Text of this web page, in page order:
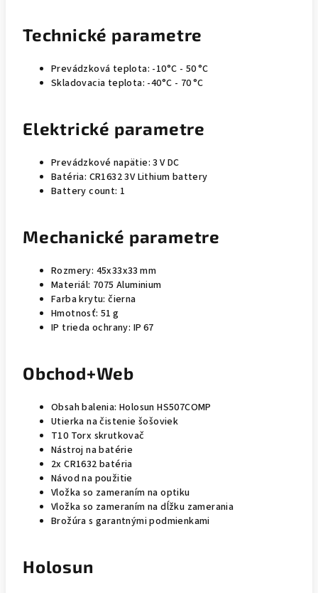
Technické parametre
Prevádzková teplota: -10°C - 50 °C
Skladovacia teplota: -40°C - 70 °C
Elektrické parametre
Prevádzkové napätie: 3 V DC
Batéria: CR1632 3V Lithium battery
Battery count: 1
Mechanické parametre
Rozmery: 45x33x33 mm
Materiál: 7075 Aluminium
Farba krytu: čierna
Hmotnosť: 51 g
IP trieda ochrany: IP 67
Obchod+Web
Obsah balenia: Holosun HS507COMP
Utierka na čistenie šošoviek
T10 Torx skrutkovač
Nástroj na batérie
2x CR1632 batéria
Návod na použitie
Vložka so zameraním na optiku
Vložka so zameraním na dĺžku zamerania
Brožúra s garantnými podmienkami
Holosun